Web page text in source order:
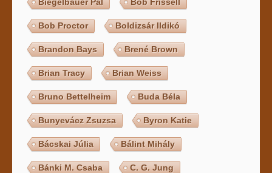
Bob Proctor Boldizsár Ildikó
Brandon Bays Brené Brown
Brian Tracy Brian Weiss
Bruno Bettelheim Buda Béla
Bunyevácz Zsuzsa Byron Katie
Bácskai Júlia Bálint Mihály
Bánki M. Csaba C. G. Jung